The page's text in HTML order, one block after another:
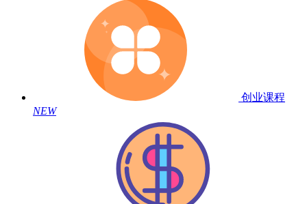
创业课程
NEW